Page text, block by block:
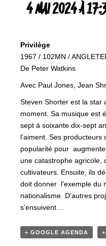
4 MAI 2024 À
Privilège
1967 / 102MN /
De Peter Watkins
Avec Paul Jones, Jean
Steven Shorter est la star
moment. Sa musique est
sept à soixante dix-sept
l’aiment. Ses
popularité pour
une catastrophe agricole,
cultivateurs. Ensuite, ils
doit donner l’exemple du
nationalisme. D’autres
s’ensuivent…
+ GOOGLE AGENDA